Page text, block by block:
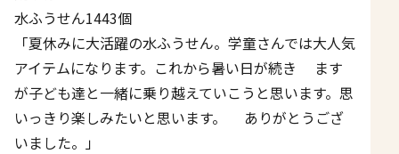
水ふうせん1443個
「夏休みに大活躍の水ふうせん。学童さんでは大人気
アイテムになります。これから暑い日が続き ます
が子ども達と一緒に乗り越えていこうと思います。思
いっきり楽しみたいと思います。 ありがとうござ
いました。」